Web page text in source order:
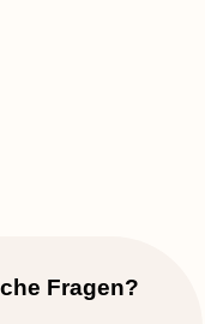
Fragen?